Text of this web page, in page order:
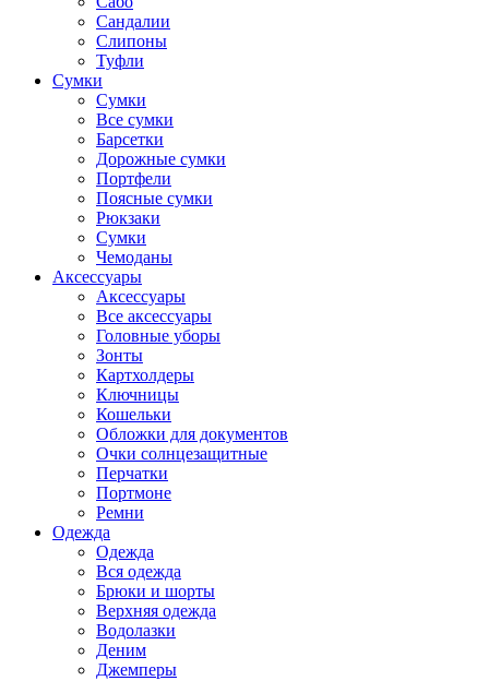
Сандалии
Слипоны
Туфли
Сумки
Сумки
Все сумки
Барсетки
Дорожные сумки
Портфели
Поясные сумки
Рюкзаки
Сумки
Чемоданы
Аксессуары
Аксессуары
Все аксессуары
Головные уборы
Зонты
Картхолдеры
Ключницы
Кошельки
Обложки для документов
Очки солнцезащитные
Перчатки
Портмоне
Ремни
Одежда
Одежда
Вся одежда
Брюки и шорты
Верхняя одежда
Водолазки
Деним
Джемперы